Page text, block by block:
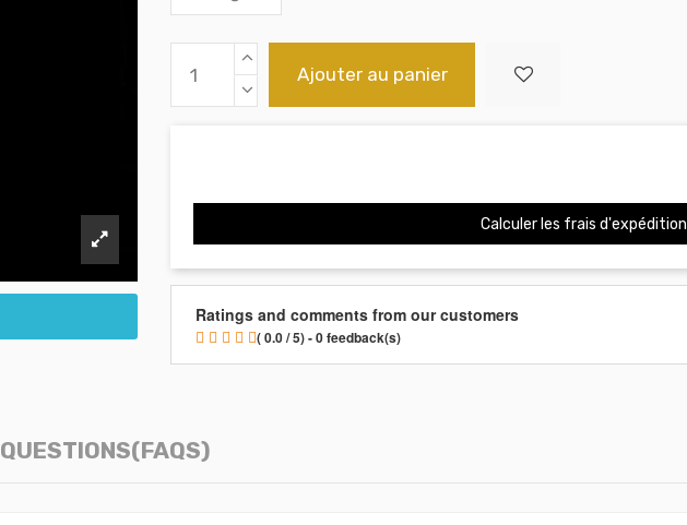
Ajouter au panier
Calculer les frais d'expédition
Ratings and comments from our customers
( 0.0 / 5) - 0 feedback(s)
QUESTIONS(FAQS)